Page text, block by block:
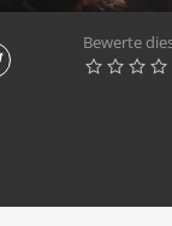
Bewerte
   